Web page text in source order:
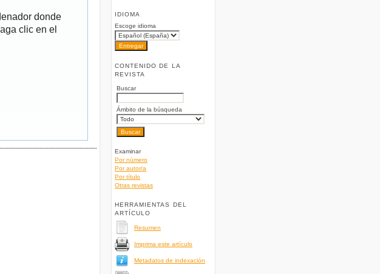
IDIOMA
Escoge idioma
CONTENIDO DE LA
REVISTA
Buscar
Ámbito de la búsqueda
Examinar
Por número
Por autor/a
Por título
Otras revistas
HERRAMIENTAS DEL
ARTÍCULO
Resumen
Imprima este artículo
Metadatos de indexación
donde
clic en el